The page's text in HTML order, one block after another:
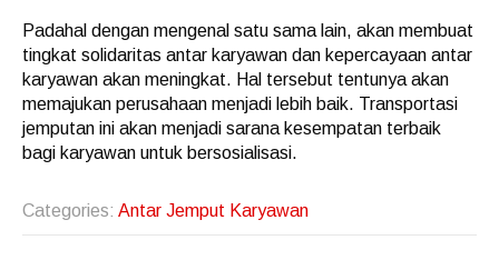
Padahal dengan mengenal satu sama lain, akan membuat
tingkat solidaritas antar karyawan dan kepercayaan antar
karyawan akan meningkat. Hal tersebut tentunya akan
memajukan perusahaan menjadi lebih baik. Transportasi
jemputan ini akan menjadi sarana kesempatan terbaik
bagi karyawan untuk bersosialisasi.
Categories: Antar Jemput Karyawan